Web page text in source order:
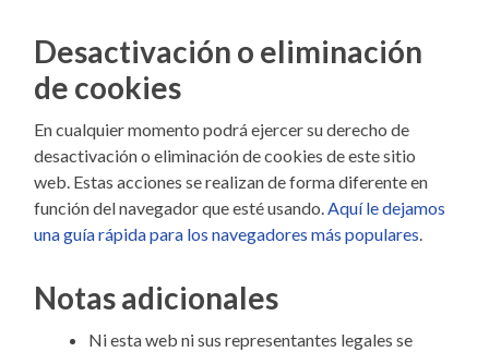
Desactivación o eliminación
de cookies
En cualquier momento podrá ejercer su derecho de
desactivación o eliminación de cookies de este sitio
web. Estas acciones se realizan de forma diferente en
función del navegador que esté usando.Aquí le dejamos
una guía rápida para los navegadores más populares.
Notas adicionales
Ni esta web ni sus representantes legales se